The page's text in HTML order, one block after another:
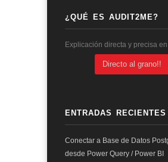
¿QUÉ ES AUDIT2ME?
Explicación directa y precisa
Directo al grano!!
ENTRADAS RECIENTES
Conectar a Base de Datos
desde Power Query / Power BI